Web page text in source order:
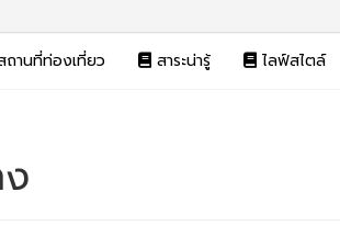
านที่ท่องเที่ยว สาระน่ารู้ ไลฟ์สไตล์